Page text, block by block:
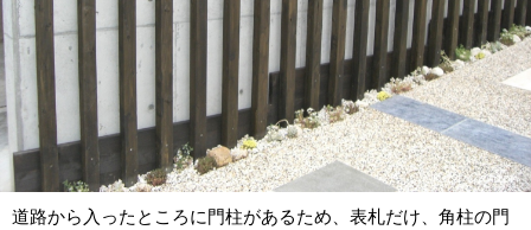
道路から入ったところに門柱があるため、表札だけ、角柱の門